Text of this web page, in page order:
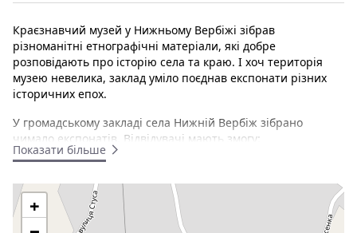
Краєзнавчий музей у Нижньому Вербіжі зібрав
різноманітні етнографічні матеріали, які добре
розповідають про історію села та краю. І хоч територія
музею невелика, заклад уміло поєднав експонати різних
історичних епох.
У громадському закладі села Нижній Вербіж зібрано
чимало експонатів. Відвідувачі мають змогу:
національні костюми і картини місцевих умільців;
познайомитися з традиційними ремеслами та
розгледіти розписані глечики і тарілки.
Показати більше
+